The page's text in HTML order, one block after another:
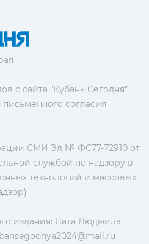
с сайта "Кубань Сегодня"
согласия
СМИ Эл № ФС77-72910 от
службой по надзору в
технологий и массовых
издания: Лата Людмила